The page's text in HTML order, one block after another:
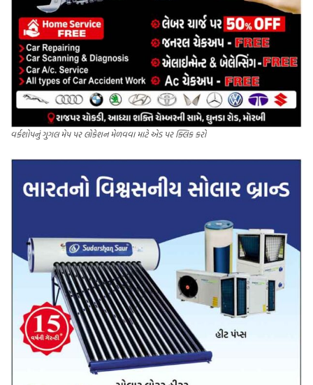
વર્કશોપનું ગુગલ મેપ પર લોકેશન મેળવવા માટે એડ પર ક્લિક કરો